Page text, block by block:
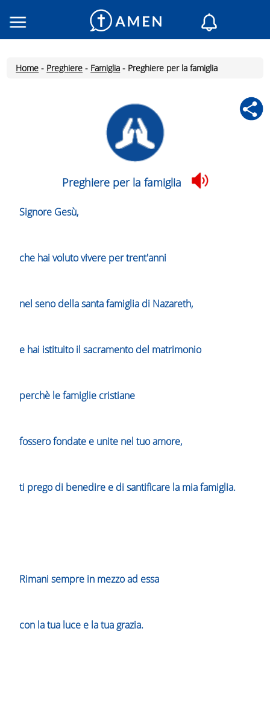
Consacrati
Letture del giorno
Home - Preghiere - Famiglia - Preghiere per la famiglia
Preghiere per la famiglia
Signore Gesù,
che hai voluto vivere per trent'anni
nel seno della santa famiglia di Nazareth,
e hai istituito il sacramento del matrimonio
perchè le famiglie cristiane
fossero fondate e unite nel tuo amore,
ti prego di benedire e di santificare la mia famiglia.
Rimani sempre in mezzo ad essa
con la tua luce e la tua grazia.